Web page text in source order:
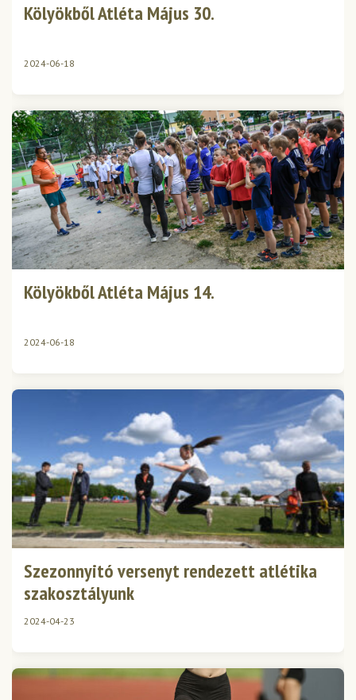
Kölyökből Atléta Május 30.
2024-06-18
Kölyökből Atléta Május 14.
2024-06-18
Szezonnyitó versenyt rendezett atlétika
szakosztályunk
2024-04-23